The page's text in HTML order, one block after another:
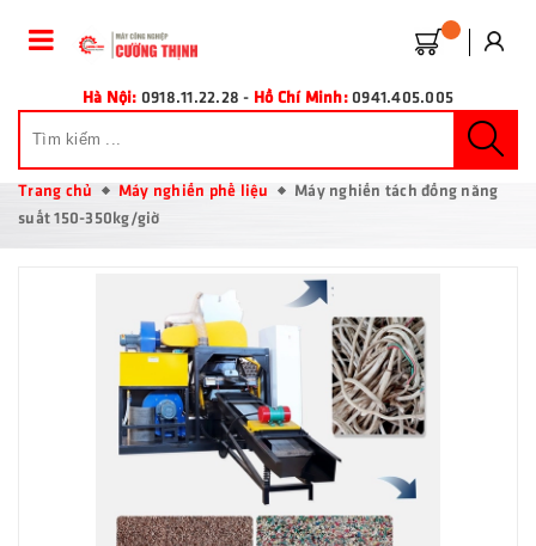
Hà Nội: 0918.11.22.28 - Hồ Chí Minh: 0941.405.005
Trang chủ Máy nghiền phế liệu
Máy nghiền tách đồng năng
suất 150-350kg/giờ